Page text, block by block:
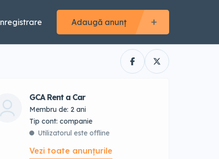
Adaugă anunț
GCA Rent a Car
Membru de: 2 ani
tip cont: companie
Utilizatorul este offline
Vezi toate anunțurile